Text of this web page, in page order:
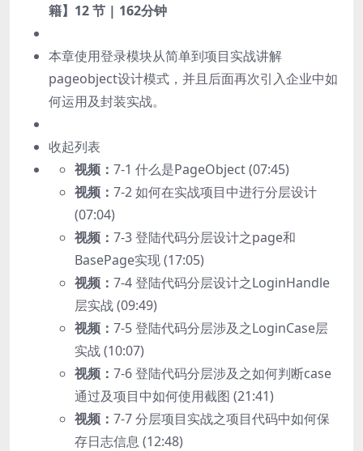
籍】 12 节 | 162分钟
本章使用登录模块从简单到项目实战讲解
pageobject设计模式，并且后面再次引入企业中如
何运用及封装实战。
收起列表
视频： 7-1 什么是PageObject (07:45)
视频： 7-2 如何在实战项目中进行分层设计
(07:04)
视频： 7-3 登陆代码分层设计之page和
BasePage实现 (17:05)
视频： 7-4 登陆代码分层设计之LoginHandle
层实战 (09:49)
视频： 7-5 登陆代码分层涉及之LoginCase层
实战 (10:07)
视频： 7-6 登陆代码分层涉及之如何判断case
通过及项目中如何使用截图 (21:41)
视频： 7-7 分层项目实战之项目代码中如何保
存日志信息 (12:48)